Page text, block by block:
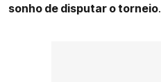
sonho de disputar o torneio.